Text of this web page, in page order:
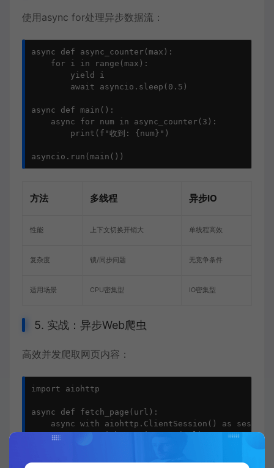
使用async for处理异步数据流：
async def async_counter(max):
    for i in range(max):
        yield i
        await asyncio.sleep(0.5)
async def main():
    async for num in async_counter(3):
        print(f"收到: {num}")
asyncio.run(main())
方法 多线程 异步IO
性能 上下文切换开销大 单线程高效
复杂度 锁/同步问题 无竞争条件
适用场景 CPU密集型 IO密集型
5. 实战：异步Web爬虫
高效并发爬取网页内容：
import aiohttp
async def fetch_page(url):
async with aiohttp.ClientSession() as
        async with session.get(url) as response:
            return await response.text()